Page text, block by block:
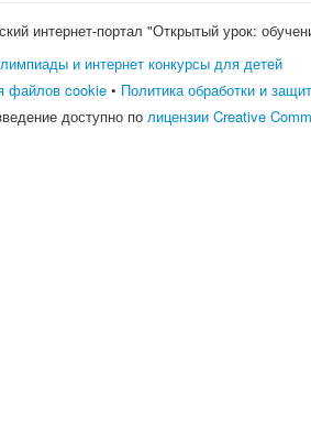
интернет-портал "Открытый урок:
и интернет конкурсы для детей
файлов cookie • Политика обработки и
доступно полицензии Creative